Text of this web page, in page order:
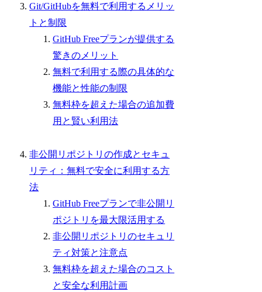
Git/GitHubを無料で利用するメリッ
トと制限
GitHub Freeプランが提供する
驚きのメリット
無料で利用する際の具体的な
機能と性能の制限
無料枠を超えた場合の追加費
用と賢い利用法
非公開リポジトリの作成とセキュ
リティ：無料で安全に利用する方
法
GitHub Freeプランで非公開リ
ポジトリを最大限活用する
非公開リポジトリのセキュリ
ティ対策と注意点
無料枠を超えた場合のコスト
と安全な利用計画